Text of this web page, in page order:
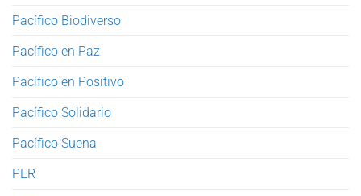
Pacífico Biodiverso
Pacífico en Paz
Pacífico en Positivo
Pacífico Solidario
Pacífico Suena
PER